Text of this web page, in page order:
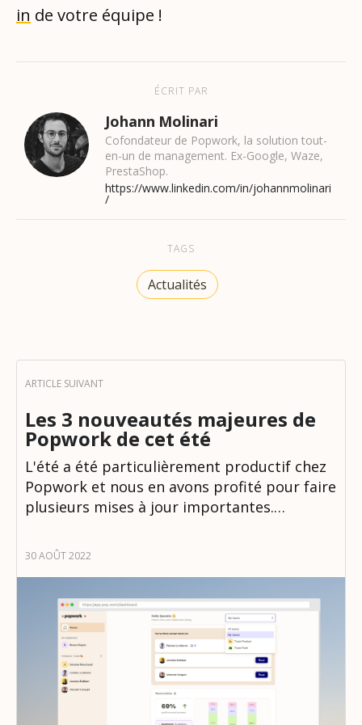
in de votre équipe !
ÉCRIT PAR
Johann Molinari
Cofondateur de Popwork, la solution tout-
en-un de management. Ex-Google, Waze,
PrestaShop.
https://www.linkedin.com/in/johannmolinari
/
TAGS
Actualités
Les 3 nouveautés majeures de
Popwork de cet été
L'été a été particulièrement productif chez
Popwork et nous en avons profité pour faire
plusieurs mises à jour importantes.…
30 AOÛT 2022